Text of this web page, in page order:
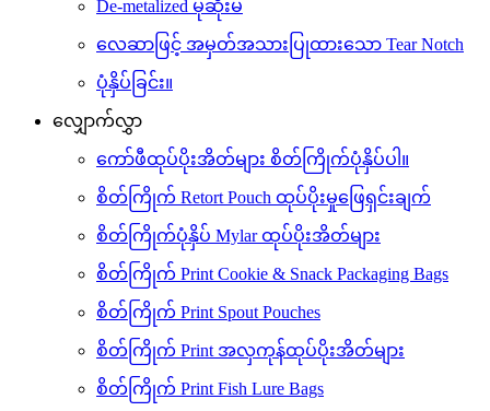
De-metalized မုဆိုးမ
လေဆာဖြင့် အမှတ်အသားပြုထားသော Tear Notch
ပုံနှိပ်ခြင်း။
လျှောက်လွှာ
ကော်ဖီထုပ်ပိုးအိတ်များ စိတ်ကြိုက်ပုံနှိပ်ပါ။
စိတ်ကြိုက် Retort Pouch ထုပ်ပိုးမှုဖြေရှင်းချက်
စိတ်ကြိုက်ပုံနှိပ် Mylar ထုပ်ပိုးအိတ်များ
စိတ်ကြိုက် Print Cookie & Snack Packaging Bags
စိတ်ကြိုက် Print Spout Pouches
စိတ်ကြိုက် Print အလှကုန်ထုပ်ပိုးအိတ်များ
စိတ်ကြိုက် Print Fish Lure Bags